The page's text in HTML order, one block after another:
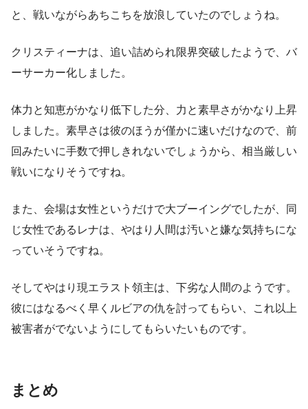
と、戦いながらあちこちを放浪していたのでしょうね。
クリスティーナは、追い詰められ限界突破したようで、バ
ーサーカー化しました。
体力と知恵がかなり低下した分、力と素早さがかなり上昇
しました。素早さは彼のほうが僅かに速いだけなので、前
回みたいに手数で押しきれないでしょうから、相当厳しい
戦いになりそうですね。
また、会場は女性というだけで大ブーイングでしたが、同
じ女性であるレナは、やはり人間は汚いと嫌な気持ちにな
っていそうですね。
そしてやはり現エラスト領主は、下劣な人間のようです。
彼にはなるべく早くルビアの仇を討ってもらい、これ以上
被害者がでないようにしてもらいたいものです。
まとめ